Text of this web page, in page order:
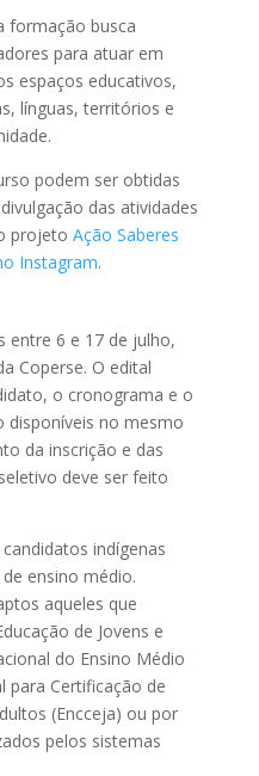
formação busca
para atuar em
espaços educativos,
línguas, territórios e
podem ser obtidas
das atividades
projeto Ação Saberes
Instagram.
entre 6 e 17 de julho,
Coperse. O edital
o cronograma e o
disponíveis no mesmo
da inscrição e das
deve ser feito
indígenas
ensino médio.
aqueles que
de Jovens e
do Ensino Médio
para Certificação de
(Encceja) ou por
pelos sistemas